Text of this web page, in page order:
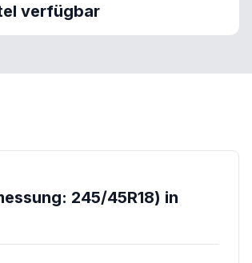
verfügbar
245/45R18) in